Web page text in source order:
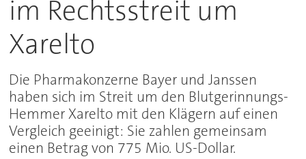
im Rechtsstreit um
Xarelto
Die Pharmakonzerne Bayer und Janssen
haben sich im Streit um den Blutgerinnungs-
Hemmer Xarelto mit den Klägern auf einen
Vergleich geeinigt: Sie zahlen gemeinsam
einen Betrag von 775 Mio. US-Dollar.